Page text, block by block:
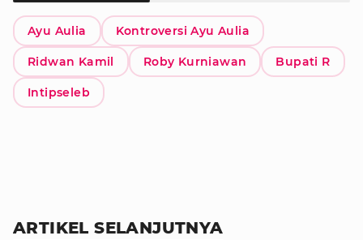
Ayu Aulia Kontroversi Ayu Aulia
Ridwan Kamil Roby Kurniawan Bupati R
Intipseleb
ARTIKEL SELANJUTNYA